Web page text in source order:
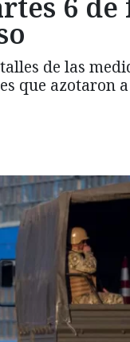
de las
que azotaron